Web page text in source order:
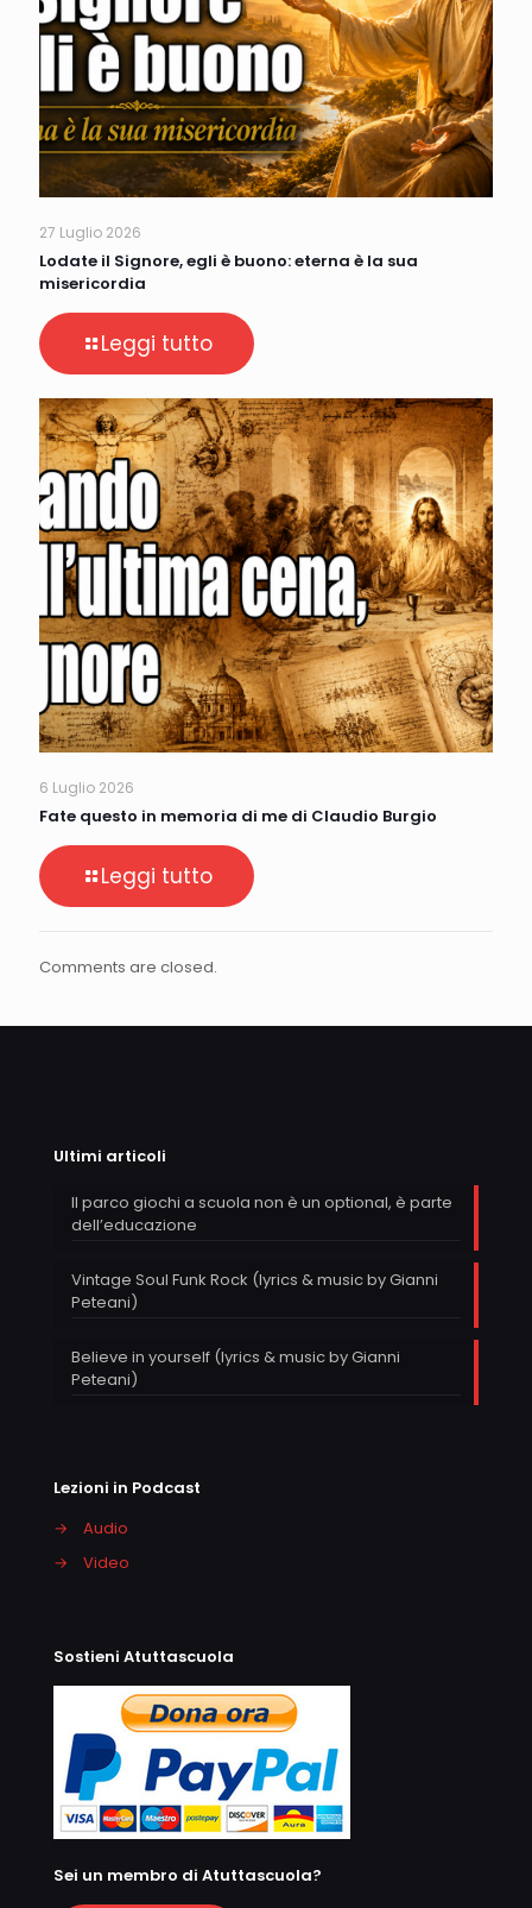
27 Luglio 2026
Lodate il Signore, egli è buono: eterna è la sua
misericordia
Leggi tutto
6 Luglio 2026
Fate questo in memoria di me di Claudio Burgio
Leggi tutto
Comments are closed.
Ultimi articoli
Il parco giochi a scuola non è un optional, è parte
dell’educazione
Vintage Soul Funk Rock (lyrics & music by Gianni
Peteani)
Believe in yourself (lyrics & music by Gianni
Peteani)
Lezioni in Podcast
→
Audio
→
Video
Sostieni Atuttascuola
Sei un membro di Atuttascuola?